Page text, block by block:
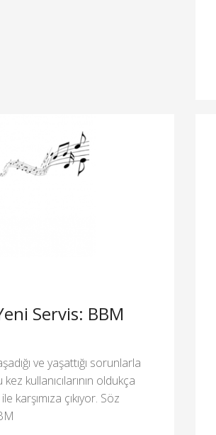
Servis: BBM
ve yaşattığı sorunlarla
kullanıcılarının oldukça
karşımıza çıkıyor. Söz